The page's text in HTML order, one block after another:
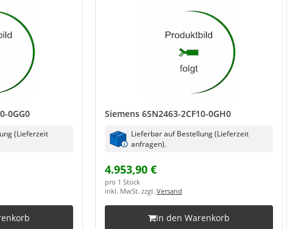
0GG0
(Lieferzeit
Siemens 6SN2463-2CF10-0GH0
Lieferbar auf Bestellung (Lieferzeit
anfragen).
4.953,90 €
pro 1 Stück
inkl. MwSt. zzgl. Versand
In den Warenkorb